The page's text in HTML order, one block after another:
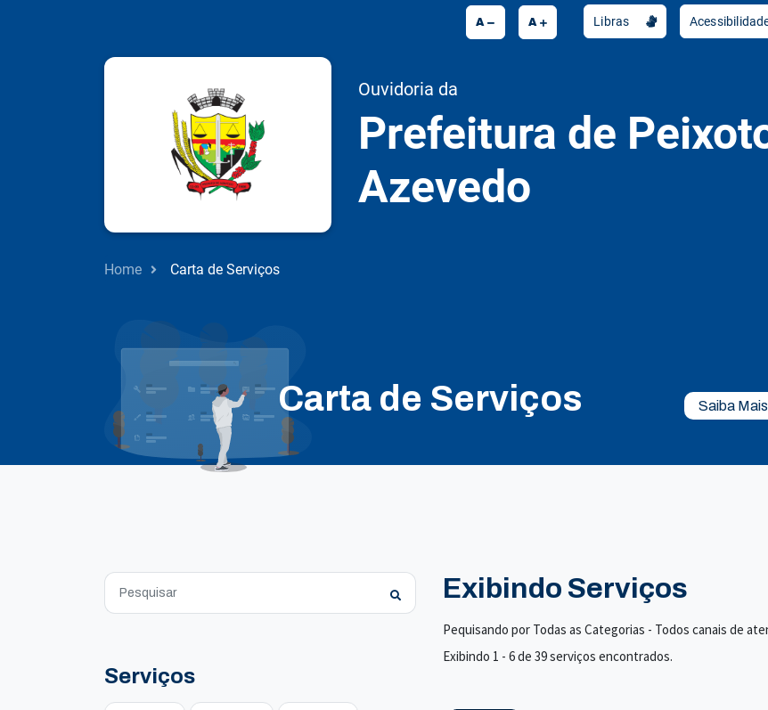
A A Libras
Ouvidoria da
Prefeitura de
Azevedo
Home Carta de Serviços
Carta de Serviços Saiba Mais
Serviços
Exibindo Serviços
Pequisando por Todas as Categorias - Todos canais de
Exibindo 1 - 6 de 39 serviços encontrados.